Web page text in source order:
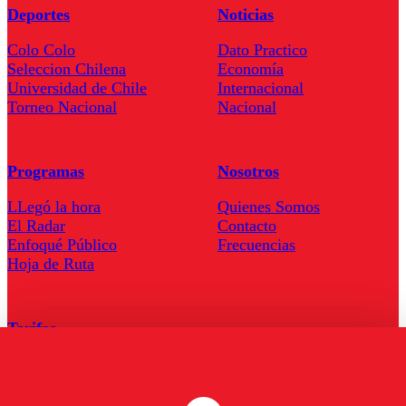
Deportes
Colo Colo
Seleccion Chilena
Universidad de Chile
Torneo Nacional
Noticias
Dato Practico
Economía
Internacional
Nacional
Programas
LLegó la hora
El Radar
Enfoqué Público
Hoja de Ruta
Nosotros
Quienes Somos
Contacto
Frecuencias
Tarifas